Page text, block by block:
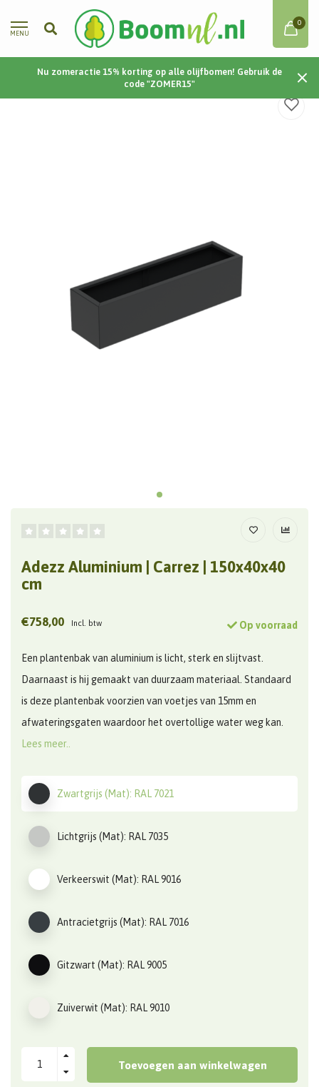
MENU
0
Nu zomeractie 15% korting op alle olijfbomen! Gebruik de
code "ZOMER15"
Home / Aluminium | Carrez | 150x40x40 cm
Adezz Aluminium | Carrez | 150x40x40
cm
€758,00 Incl. btw Op voorraad
Een plantenbak van aluminium is licht, sterk en slijtvast.
Daarnaast is hij gemaakt van duurzaam materiaal. Standaard
is deze plantenbak voorzien van voetjes van 15mm en
afwateringsgaten waardoor het overtollige water weg kan.
Lees meer..
Zwartgrijs (Mat): RAL 7021
Lichtgrijs (Mat): RAL 7035
Verkeerswit (Mat): RAL 9016
Antracietgrijs (Mat): RAL 7016
Gitzwart (Mat): RAL 9005
Zuiverwit (Mat): RAL 9010
Toevoegen aan winkelwagen